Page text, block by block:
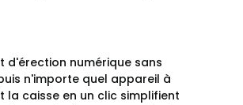
d'érection numérique sans
n'importe quel appareil à
caisse en un clic simplifient